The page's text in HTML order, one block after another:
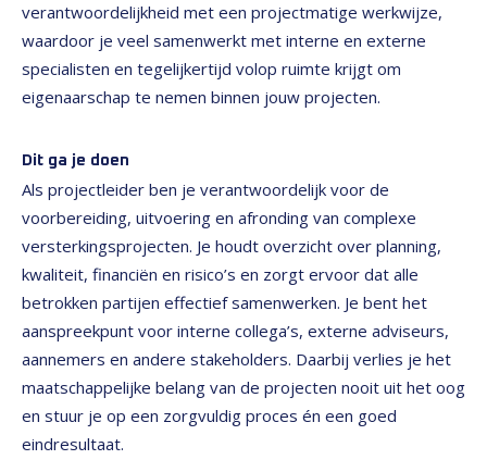
verantwoordelijkheid met een projectmatige werkwijze,
waardoor je veel samenwerkt met interne en externe
specialisten en tegelijkertijd volop ruimte krijgt om
eigenaarschap te nemen binnen jouw projecten.
Dit ga je doen
Als projectleider ben je verantwoordelijk voor de
voorbereiding, uitvoering en afronding van complexe
versterkingsprojecten. Je houdt overzicht over planning,
kwaliteit, financiën en risico’s en zorgt ervoor dat alle
betrokken partijen effectief samenwerken. Je bent het
aanspreekpunt voor interne collega’s, externe adviseurs,
aannemers en andere stakeholders. Daarbij verlies je het
maatschappelijke belang van de projecten nooit uit het oog
en stuur je op een zorgvuldig proces én een goed
eindresultaat.